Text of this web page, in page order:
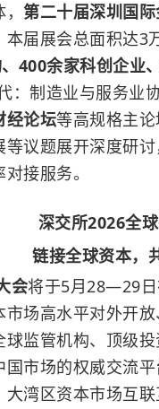
第二十届深圳国
届展会总面积达3
400余家科创企业
：制造业与服务业
经论坛等高规格主
议题展开深度研
接服务。
深交所2026全球
链接全球资本，
会将于5月28—29日
场高水平对外开
监管机构、顶级
市场的权威交流
湾区资本市场互